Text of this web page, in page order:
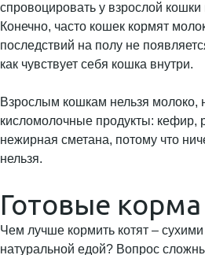
спровоцировать у взрослой кошки
Конечно, часто кошек кормят
последствий на полу не
как чувствует себя кошка внутри.
Взрослым кошкам нельзя молоко,
кисломолочные продукты: кефир,
нежирная сметана, потому что
нельзя.
Готовые
Чем лучше кормить котят –
натуральной едой? Вопрос